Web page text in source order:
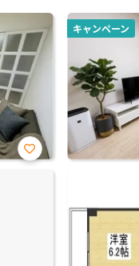
お気
キャンペーン